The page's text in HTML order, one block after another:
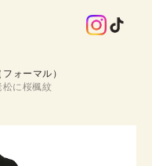
ォーマル）
松に桜楓紋